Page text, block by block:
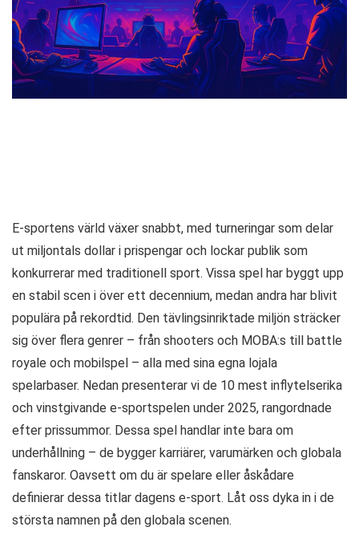
E-sportens värld växer snabbt, med turneringar som delar
ut miljontals dollar i prispengar och lockar publik som
konkurrerar med traditionell sport. Vissa spel har byggt upp
en stabil scen i över ett decennium, medan andra har blivit
populära på rekordtid. Den tävlingsinriktade miljön sträcker
sig över flera genrer – från shooters och MOBA:s till battle
royale och mobilspel – alla med sina egna lojala
spelarbaser. Nedan presenterar vi de 10 mest inflytelserika
och vinstgivande e-sportspelen under 2025, rangordnade
efter prissummor. Dessa spel handlar inte bara om
underhållning – de bygger karriärer, varumärken och globala
fanskaror. Oavsett om du är spelare eller åskådare
definierar dessa titlar dagens e-sport. Låt oss dyka in i de
största namnen på den globala scenen.